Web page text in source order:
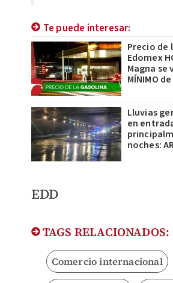
Te puede interesar:
Precio de
Edomex
Magna se
MÍNIMO
Lluvias
en
noches:
EDD
TAGS RELACIONADOS:
Comercio internacional